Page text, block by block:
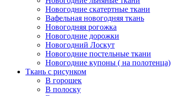
Новогодние скатертные ткани
Вафельная новогодняя ткань
Новогодняя рогожка
Новогодние дорожки
Новогодний Лоскут
Новогодние постельные ткани
Новогодние купоны ( на полотенца)
Ткань с рисунком
В горошек
В полоску